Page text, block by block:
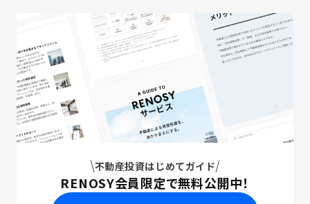
不動産投資はじめてガイド
RENOSY会員限定で無料公開中！